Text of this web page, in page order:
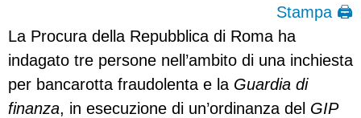
Stampa 🖨
La Procura della Repubblica di Roma ha
indagato tre persone nell’ambito di una inchiesta
per bancarotta fraudolenta e la Guardia di
finanza, in esecuzione di un’ordinanza del GIP